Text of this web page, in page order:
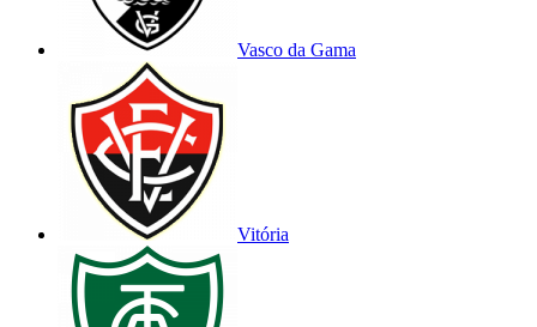
Vasco da Gama
Vitória